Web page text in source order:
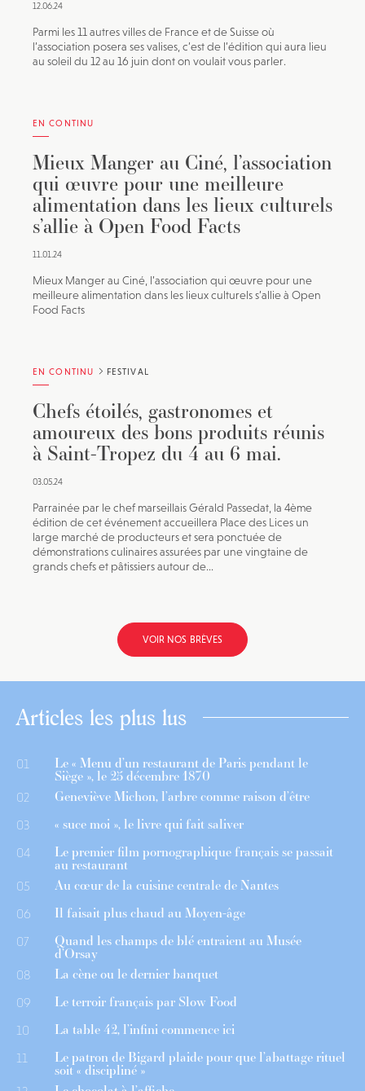
12.06.24
Parmi les 11 autres villes de France et de Suisse où
l’association posera ses valises, c’est de l’édition qui aura lieu
au soleil du 12 au 16 juin dont on voulait vous parler.
EN CONTINU
Mieux Manger au Ciné, l’association
qui œuvre pour une meilleure
alimentation dans les lieux culturels
s’allie à Open Food Facts
11.01.24
Mieux Manger au Ciné, l’association qui œuvre pour une
meilleure alimentation dans les lieux culturels s’allie à Open
Food Facts
EN CONTINU FESTIVAL
Chefs étoilés, gastronomes et
amoureux des bons produits réunis
à Saint-Tropez du 4 au 6 mai.
03.05.24
Parrainée par le chef marseillais Gérald Passedat, la 4ème
édition de cet événement accueillera Place des Lices un
large marché de producteurs et sera ponctuée de
démonstrations culinaires assurées par une vingtaine de
grands chefs et pâtissiers autour de...
VOIR NOS BRÈVES
Articles les plus lus
01 Le « Menu d’un restaurant de Paris pendant le
Siège », le 25 décembre 1870
02 Geneviève Michon, l’arbre comme raison d’être
03 « suce moi », le livre qui fait saliver
04 Le premier film pornographique français se passait
au restaurant
05 Au cœur de la cuisine centrale de Nantes
06 Il faisait plus chaud au Moyen-âge
07 Quand les champs de blé entraient au Musée
d’Orsay
08 La cène ou le dernier banquet
09 Le terroir français par Slow Food
10 La table 42, l’infini commence ici
11 Le patron de Bigard plaide pour que l’abattage rituel
soit « discipliné »